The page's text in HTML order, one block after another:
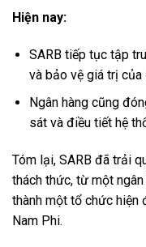
Hiện nay:
SARB tiếp tục tập
và bảo vệ giá trị của
Ngân hàng cũng
sát và điều tiết hệ
Tóm lại, SARB đã trải
thách thức, từ một
thành một tổ chức hiện
Nam Phi.